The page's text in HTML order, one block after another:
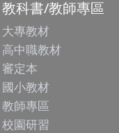
教科書/教師專區
大專教材
高中職教材
審定本
國小教材
教師專區
校園研習